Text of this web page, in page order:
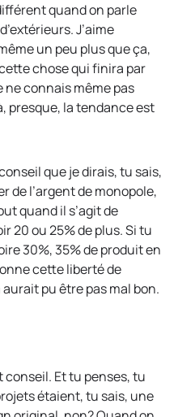
quand on parle
J’aime
un peu plus que ça,
chose qui finira par
ne connais même pas
presque, la tendance est
que je dirais, tu sais,
de l’argent de monopole,
quand il s’agit de
20 ou 25% de plus. Si tu
30%, 35% de produit en
cette liberté de
pu être pas mal bon.
conseil. Et tu penses, tu
étaient, tu sais, une